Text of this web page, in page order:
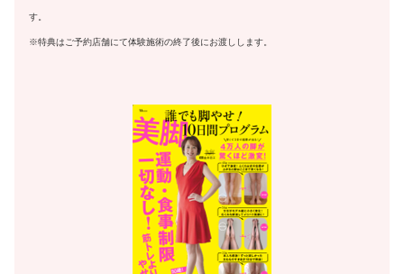
す。
※特典はご予約店舗にて体験施術の終了後にお渡しします。